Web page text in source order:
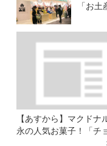
「お
【あすから】マクドナ
永の人気お菓子！「チ
ール」「ミルクキャラ